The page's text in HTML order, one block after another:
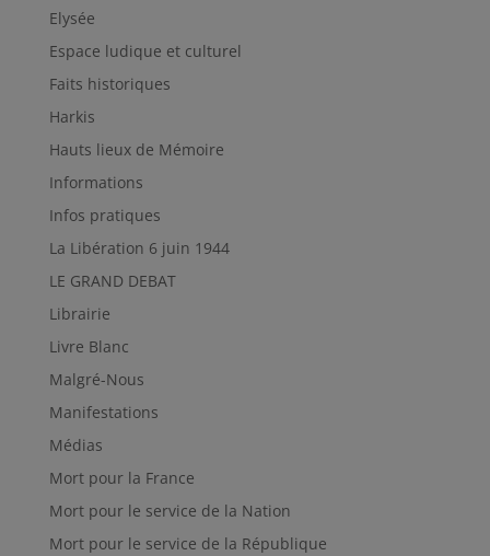
Elysée
Espace ludique et culturel
Faits historiques
Harkis
Hauts lieux de Mémoire
Informations
Infos pratiques
La Libération 6 juin 1944
LE GRAND DEBAT
Librairie
Livre Blanc
Malgré-Nous
Manifestations
Médias
Mort pour la France
Mort pour le service de la Nation
Mort pour le service de la République